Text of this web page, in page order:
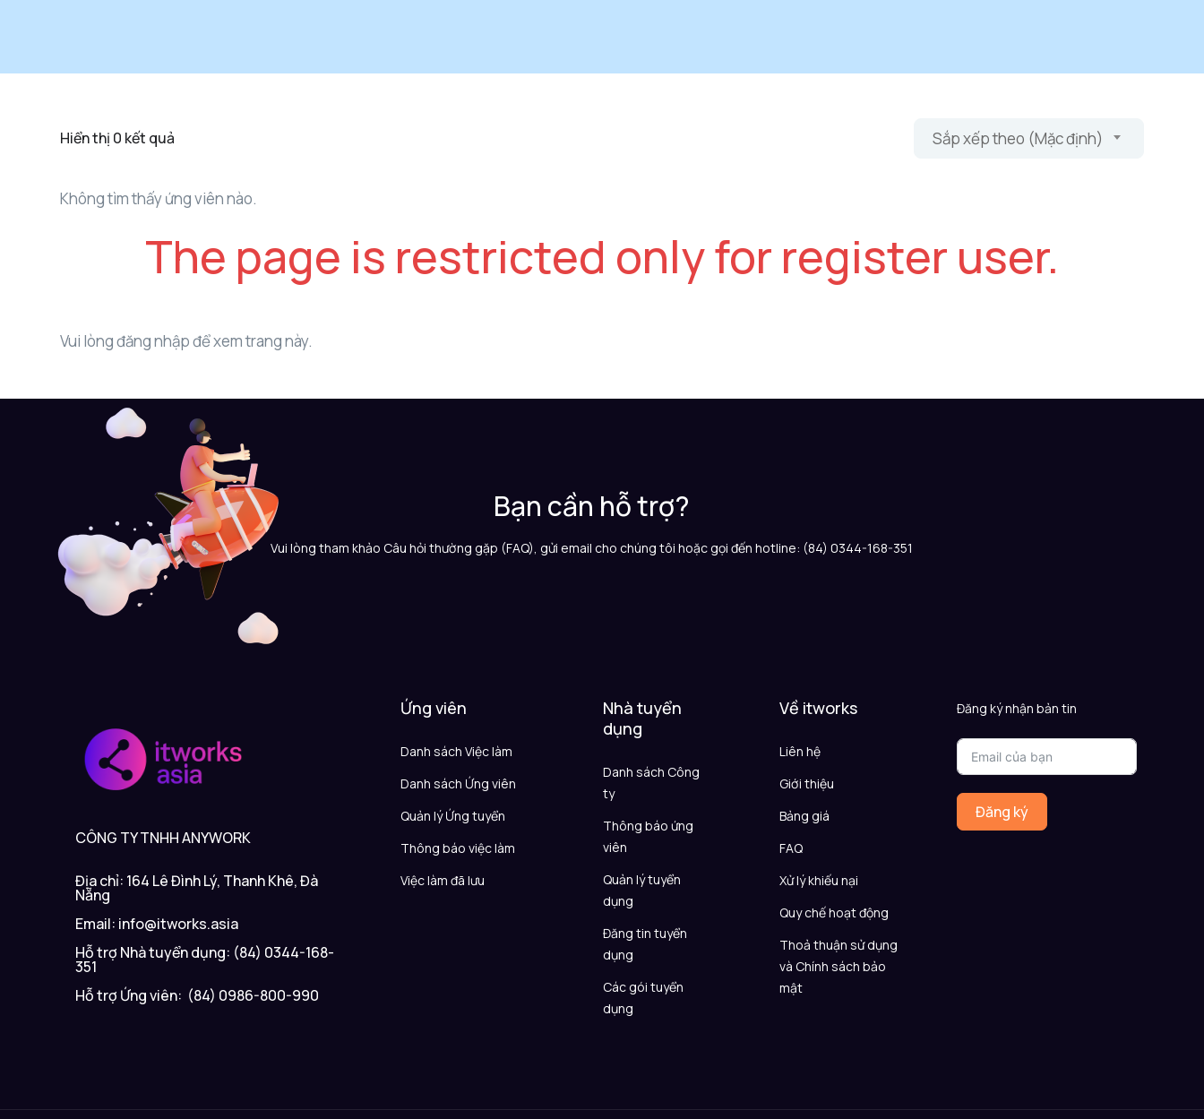
Hiển thị 0 kết quả Sắp xếp theo (Mặc định)
Không tìm thấy ứng viên nào.
The page is restricted only for register user.
Vui lòng đăng nhập để xem trang này.
Bạn cần hỗ trợ?
Vui lòng tham khảo Câu hỏi thường gặp (FAQ), gửi email cho chúng tôi hoặc gọi đến hotline: (84) 0344-168-351
CÔNG TY TNHH ANYWORK
Địa chỉ: 164 Lê Đình Lý, Thanh Khê, Đà
Nẵng
Email: info@itworks.asia
Hỗ trợ Nhà tuyển dụng: (84) 0344-168-
351
Hỗ trợ Ứng viên: (84) 0986-800-990
Ứng viên
Danh sách Việc làm
Danh sách Ứng viên
Quản lý Ứng tuyển
Thông báo việc làm
Việc làm đã lưu
Nhà tuyển
dụng
Danh sách Công
ty
Thông báo ứng
viên
Quản lý tuyển
dụng
Đăng tin tuyển
dụng
Các gói tuyển
dụng
Về itworks
Liên hệ
Giới thiệu
Bảng giá
FAQ
Xử lý khiếu nại
Quy chế hoạt động
Thoả thuận sử dụng
và Chính sách bảo
mật
Đăng ký nhận bản tin
Đăng ký